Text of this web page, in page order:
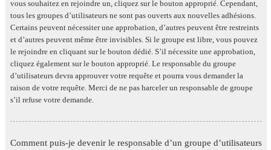
vous souhaitez en rejoindre un, cliquez sur le bouton approprié. Cependant,
tous les groupes d’utilisateurs ne sont pas ouverts aux nouvelles adhésions.
Certains peuvent nécessiter une approbation, d’autres peuvent être restreints
et d’autres peuvent même être invisibles. Si le groupe est libre, vous pouvez
le rejoindre en cliquant sur le bouton dédié. S’il nécessite une approbation,
cliquez également sur le bouton approprié. Le responsable du groupe
d’utilisateurs devra approuver votre requête et pourra vous demander la
raison de votre requête. Merci de ne pas harceler un responsable de groupe
s’il refuse votre demande.
Comment puis-je devenir le responsable d’un groupe d’utilisateurs